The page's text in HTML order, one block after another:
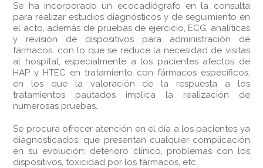
Se ha incorporado un ecocadiógrafo en la consulta
para realizar estudios diagnósticos y de seguimiento en
el acto, además de pruebas de ejercicio, ECG, analíticas
y revisión de dispositivos para administración de
fármacos, con lo que se reduce la necesidad de visitas
al hospital, especialmente a los pacientes afectos de
HAP y HTEC en tratamiento con fármacos específicos,
en los que la valoración de la respuesta a los
tratamientos pautados implica la realización de
numerosas pruebas.
Se procura ofrecer atención en el día a los pacientes ya
diagnosticados, que presentan cualquier complicación
en su evolución: deterioro clínico, problemas con los
dispositivos, toxicidad por los fármacos, etc.